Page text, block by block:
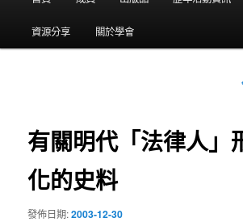
資源分享 關於學會
有關明代「法律人」
化的史料
發佈日期:2003-12-30